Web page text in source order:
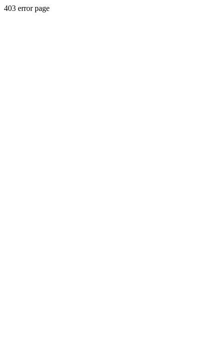
403 error page